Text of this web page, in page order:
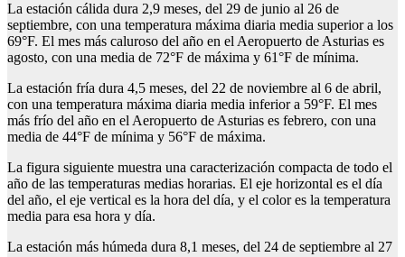
La estación cálida dura 2,9 meses, del 29 de junio al 26 de
septiembre, con una temperatura máxima diaria media superior a los
69°F. El mes más caluroso del año en el Aeropuerto de Asturias es
agosto, con una media de 72°F de máxima y 61°F de mínima.
La estación fría dura 4,5 meses, del 22 de noviembre al 6 de abril,
con una temperatura máxima diaria media inferior a 59°F. El mes
más frío del año en el Aeropuerto de Asturias es febrero, con una
media de 44°F de mínima y 56°F de máxima.
La figura siguiente muestra una caracterización compacta de todo el
año de las temperaturas medias horarias. El eje horizontal es el día
del año, el eje vertical es la hora del día, y el color es la temperatura
media para esa hora y día.
La estación más húmeda dura 8,1 meses, del 24 de septiembre al 27